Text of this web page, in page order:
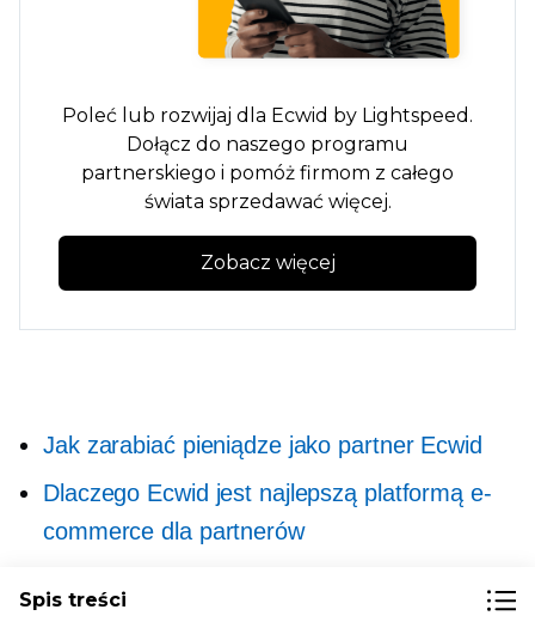
Poleć lub rozwijaj dla Ecwid by Lightspeed.
Dołącz do naszego programu
partnerskiego i pomóż firmom z całego
świata sprzedawać więcej.
Zobacz więcej
Jak zarabiać pieniądze jako partner Ecwid
Dlaczego Ecwid jest najlepszą platformą e-
commerce dla partnerów
Spis treści